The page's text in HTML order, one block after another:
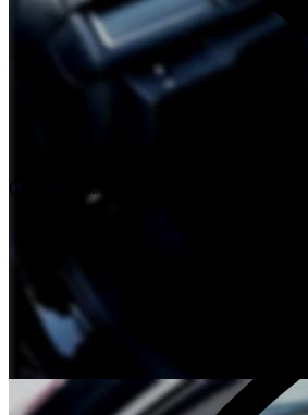
Склад запчастей при каждом техцентре